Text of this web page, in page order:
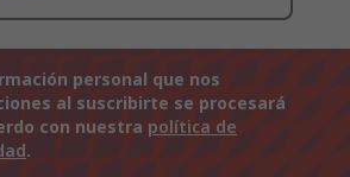
personal que nos
al suscribirte se procesará
con nuestra política de
.